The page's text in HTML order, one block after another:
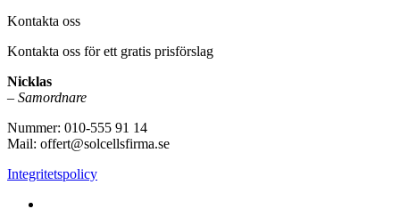
Kontakta oss
Kontakta oss för ett gratis prisförslag
Nicklas
– Samordnare
Nummer: 010-555 91 14
Mail: offert@solcellsfirma.se
Integritetspolicy